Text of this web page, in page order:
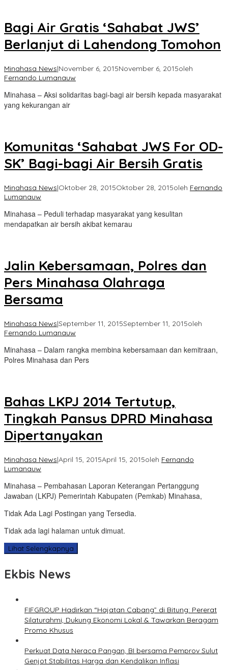
Bagi Air Gratis ‘Sahabat JWS’
Berlanjut di Lahendong Tomohon
Minahasa News|November 6, 2015November 6, 2015oleh
Fernando Lumanauw
Minahasa – Aksi solidaritas bagi-bagi air bersih kepada masyarakat
yang kekurangan air
Komunitas ‘Sahabat JWS For OD-
SK’ Bagi-bagi Air Bersih Gratis
Minahasa News|Oktober 28, 2015Oktober 28, 2015oleh Fernando
Lumanauw
Minahasa – Peduli terhadap masyarakat yang kesulitan
mendapatkan air bersih akibat kemarau
Jalin Kebersamaan, Polres dan
Pers Minahasa Olahraga
Bersama
Minahasa News|September 11, 2015September 11, 2015oleh
Fernando Lumanauw
Minahasa – Dalam rangka membina kebersamaan dan kemitraan,
Polres Minahasa dan Pers
Bahas LKPJ 2014 Tertutup,
Tingkah Pansus DPRD Minahasa
Dipertanyakan
Minahasa News|April 15, 2015April 15, 2015oleh Fernando
Lumanauw
Minahasa – Pembahasan Laporan Keterangan Pertanggung
Jawaban (LKPJ) Pemerintah Kabupaten (Pemkab) Minahasa,
Tidak Ada Lagi Postingan yang Tersedia.
Tidak ada lagi halaman untuk dimuat.
Lihat Selengkapnya
Ekbis News
FIFGROUP Hadirkan “Hajatan Cabang” di Bitung: Pererat
Silaturahmi, Dukung Ekonomi Lokal & Tawarkan Beragam
Promo Khusus
Perkuat Data Neraca Pangan, BI bersama Pemprov Sulut
Genjot Stabilitas Harga dan Kendalikan Inflasi